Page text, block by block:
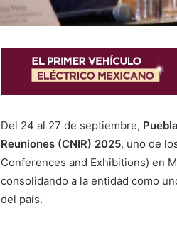
Del 24 al 27 de septiembre,
Reuniones (CNIR) 2025, uno de
Conferences and Exhibitions) en
consolidando a la entidad como
del país.